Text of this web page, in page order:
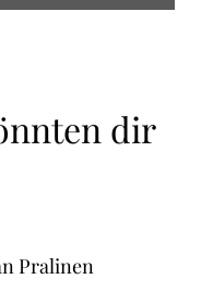
dir
Pralinen